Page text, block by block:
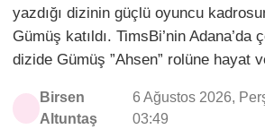
yazdığı dizinin güçlü oyuncu
Gümüş katıldı. TimsBi’nin Adana’da
dizide Gümüş ”Ahsen” rolüne hayat
Birsen
Altuntaş
6 Ağustos 2026,
03:49